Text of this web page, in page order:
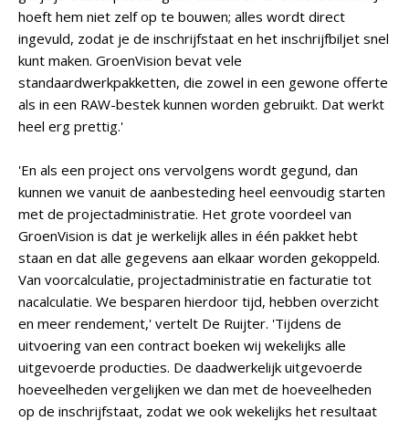
hoeft hem niet zelf op te bouwen; alles wordt direct
ingevuld, zodat je de inschrijfstaat en het inschrijfbiljet snel
kunt maken. GroenVision bevat vele
standaardwerkpakketten, die zowel in een gewone offerte
als in een RAW-bestek kunnen worden gebruikt. Dat werkt
heel erg prettig.'
'En als een project ons vervolgens wordt gegund, dan
kunnen we vanuit de aanbesteding heel eenvoudig starten
met de projectadministratie. Het grote voordeel van
GroenVision is dat je werkelijk alles in één pakket hebt
staan en dat alle gegevens aan elkaar worden gekoppeld.
Van voorcalculatie, projectadministratie en facturatie tot
nacalculatie. We besparen hierdoor tijd, hebben overzicht
en meer rendement,' vertelt De Ruijter. 'Tijdens de
uitvoering van een contract boeken wij wekelijks alle
uitgevoerde producties. De daadwerkelijk uitgevoerde
hoeveelheden vergelijken we dan met de hoeveelheden
op de inschrijfstaat, zodat we ook wekelijks het resultaat